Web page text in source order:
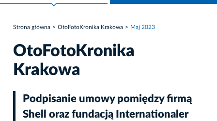
ROZWIŃ MENU
Strona główna OtoFotoKronika Krakowa Maj 2023
OtoFotoKronika
Krakowa
Podpisanie umowy pomiędzy firmą
Shell oraz fundacją Internationaler